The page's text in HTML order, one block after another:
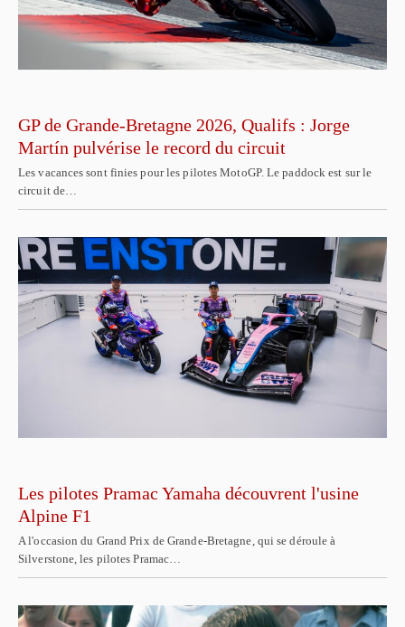
GP de Grande-Bretagne 2026, Qualifs : Jorge
Martín pulvérise le record du circuit
Les vacances sont finies pour les pilotes MotoGP. Le paddock est sur le
circuit de…
Les pilotes Pramac Yamaha découvrent l'usine
Alpine F1
A l'occasion du Grand Prix de Grande-Bretagne, qui se déroule à
Silverstone, les pilotes Pramac…